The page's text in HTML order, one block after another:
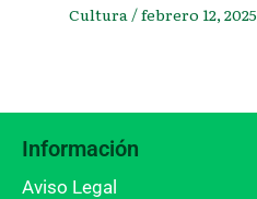
Cultura/febrero 12, 2025
Información
Aviso Legal